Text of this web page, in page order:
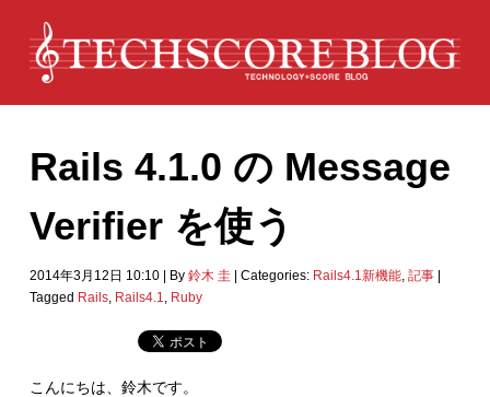
Rails 4.1.0 の Message
Verifier を使う
2014年3月12日 10:10 By 鈴木 圭 Categories: Rails4.1新機能, 記事
Tagged Rails, Rails4.1 Ruby
こんにちは、鈴木です。